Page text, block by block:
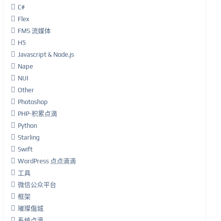
C#
Flex
FMS 流媒体
H5
Javascript & Node.js
Nape
NUI
Other
Photoshop
PHP-积累点滴
Python
Starling
Swift
WordPress 点点滴滴
工具
微信公众平台
框架
璀璨傷城